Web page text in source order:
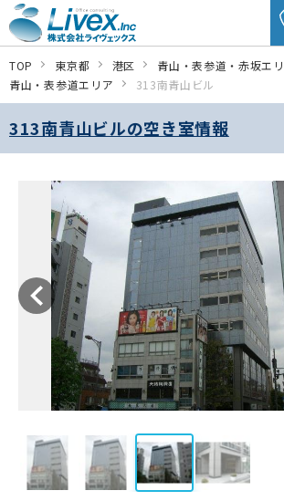
TOP 東京都 港区
青山・表参道・赤坂エ
青山・表参道エリア
313南青山ビル
313南青山ビルの空き室情報